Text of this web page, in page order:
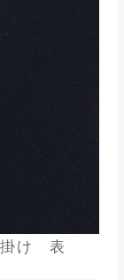
掛け 表